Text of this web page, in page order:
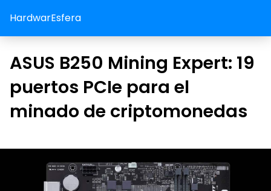
HardwarEsfera
ASUS B250 Mining Expert: 19
puertos PCIe para el
minado de criptomonedas